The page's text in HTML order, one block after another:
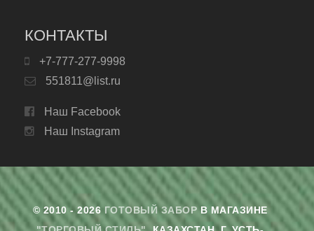
КОНТАКТЫ
+7-777-277-9998
551811@list.ru
Наш Facebook
Наш Instagram
© 2010 - 2026 ГОТОВЫЙ ЗАБОРВ МАГАЗИНЕ